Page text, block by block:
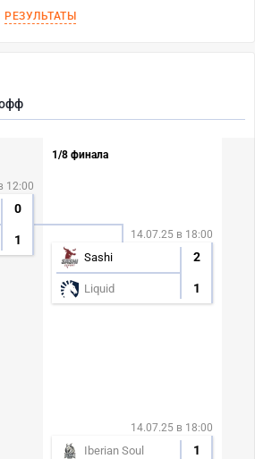
РЕЗУЛЬТАТЫ
12:00
0
1
1/8 финала
14.07.25 в 18:00
Sashi 2
Liquid 1
14.07.25 в 18:00
Iberian Soul 1